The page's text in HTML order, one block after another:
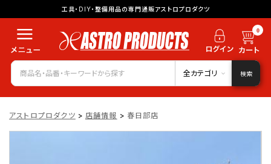
工具・DIY・整備用品の専門通販アストロプロダクツ
0
全カテゴリ 検索
アストロプロダクツ > 店舗情報 > 春日部店